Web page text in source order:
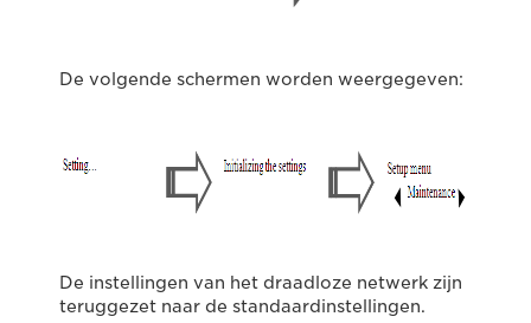
De volgende schermen worden weergegeven:
De instellingen van het draadloze netwerk zijn
teruggezet naar de standaardinstellingen.